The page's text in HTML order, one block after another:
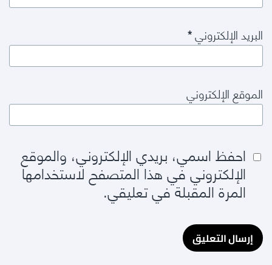
البريد الإلكتروني*
الموقع الإلكتروني
احفظ اسمي، بريدي الإلكتروني، والموقع
الإلكتروني في هذا المتصفح لاستخدامها
المرة المقبلة في تعليقي.